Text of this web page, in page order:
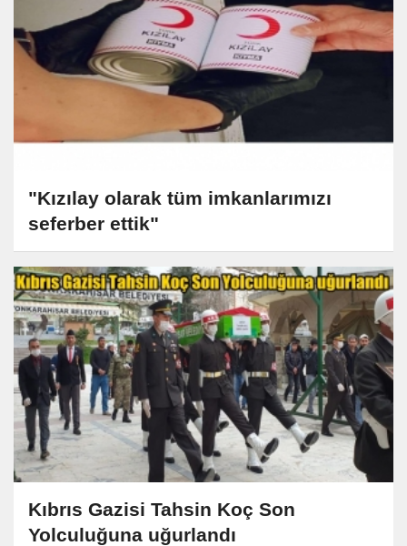
"Kızılay olarak tüm imkanlarımızı
seferber ettik"
Kıbrıs Gazisi Tahsin Koç Son
Yolculuğuna uğurlandı